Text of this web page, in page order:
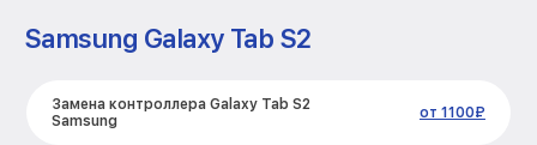
Samsung Galaxy Tab S2
Замена контроллера Galaxy Tab S2
Samsung
от 1100₽